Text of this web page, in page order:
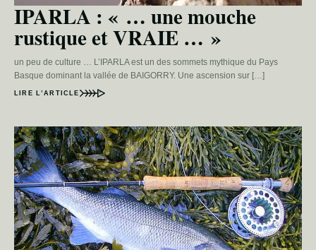
IPARLA : « … une mouche
rustique et VRAIE … »
un peu de culture … L’IPARLA est un des sommets mythique du Pays
Basque dominant la vallée de BAIGORRY. Une ascension sur […]
LIRE L’ARTICLE